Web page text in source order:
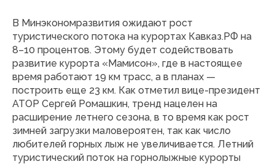
В Минэкономразвития ожидают рост
туристического потока на курортах Кавказ.РФ на
8–10 процентов. Этому будет содействовать
развитие курорта «Мамисон», где в настоящее
время работают 19 км трасс, а в планах —
построить еще 23 км. Как отметил вице-президент
АТОР Сергей Ромашкин, тренд нацелен на
расширение летнего сезона, в то время как рост
зимней загрузки маловероятен, так как число
любителей горных лыж не увеличивается. Летний
туристический поток на горнолыжные курорты